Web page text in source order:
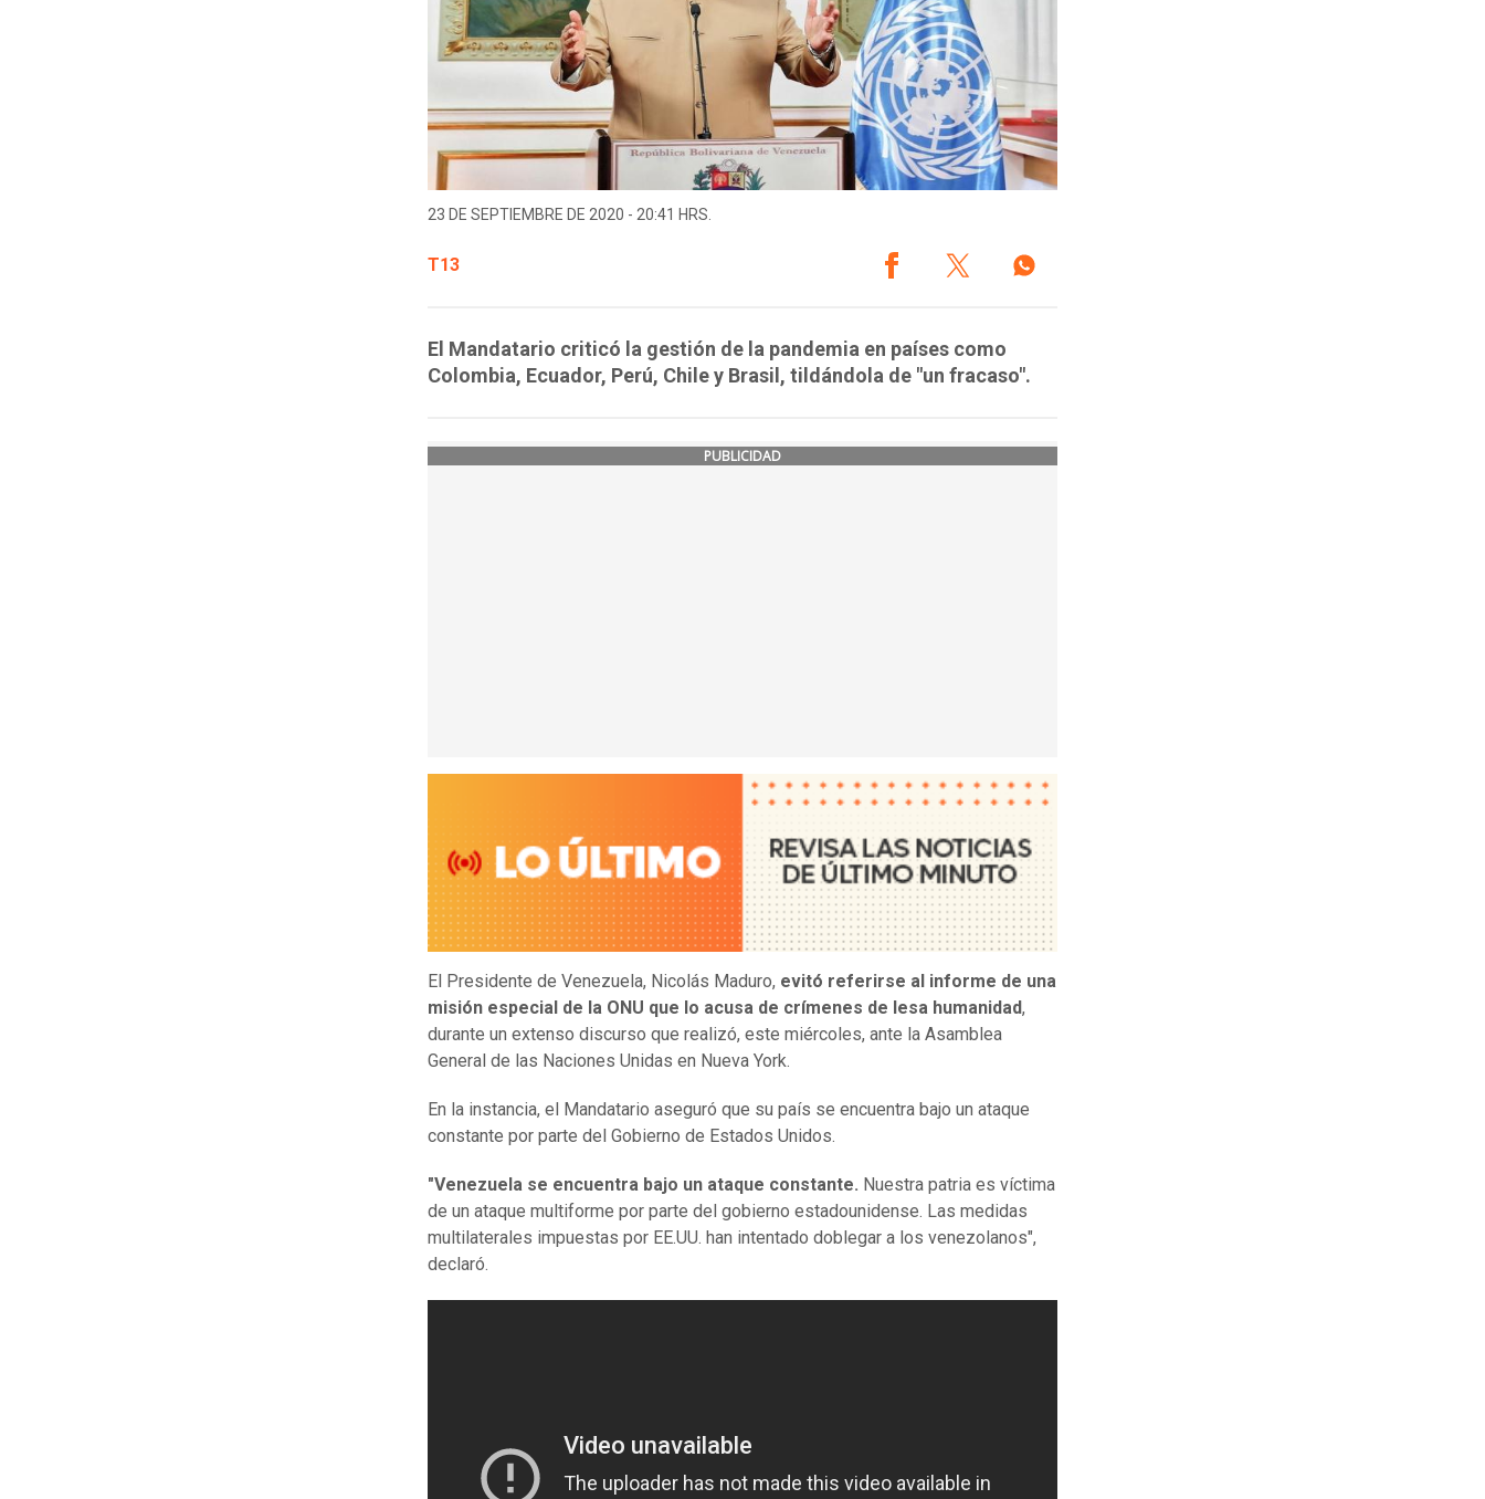
23 DE SEPTIEMBRE DE 2020 - 20:41 HRS.
T13
El Mandatario criticó la gestión de la pandemia en países como
Colombia, Ecuador, Perú, Chile y Brasil, tildándola de "un fracaso".
PUBLICIDAD
El Presidente de Venezuela, Nicolás Maduro, evitó referirse al informe de una
misión especial de la ONU que lo acusa de crímenes de lesa humanidad,
durante un extenso discurso que realizó, este miércoles, ante la Asamblea
General de las Naciones Unidas en Nueva York.
En la instancia, el Mandatario aseguró que su país se encuentra bajo un ataque
constante por parte del Gobierno de Estados Unidos.
"Venezuela se encuentra bajo un ataque constante. Nuestra patria es víctima
de un ataque multiforme por parte del gobierno estadounidense. Las medidas
multilaterales impuestas por EE.UU. han intentado doblegar a los venezolanos",
declaró.